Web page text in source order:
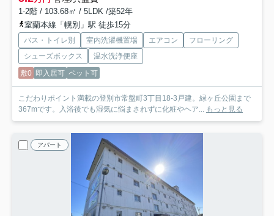
1-2階 / 103.68㎡ / 5LDK /築52年
室蘭本線「幌別」駅 徒歩15分
バス・トイレ別 室内洗濯機置場 エアコン
フローリング
シューズボックス
温水洗浄便座
敷0 即入居可 ペット可
こだわりポイント満載の登別市常盤町3丁目18-3戸建。緑ヶ丘公園まで
367mです。入浴後でも湿気に悩まされずに化粧やヘア... もっと見る
アパート